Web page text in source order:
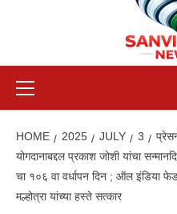
HOME 2025 JULY 3
योगदानाबद्दल प्रकाश जोशी यांचा
चा १०६ वा वर्धापन दिन ; ऑल इंडिया
मल्होत्रा यांच्या हस्ते सत्कार